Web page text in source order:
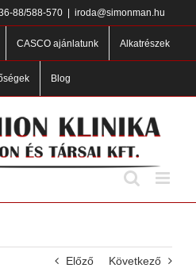
88/588-570 iroda@simonman.hu
CASCO ajánlatunk Alkatrészek
Blog
Előző Következő